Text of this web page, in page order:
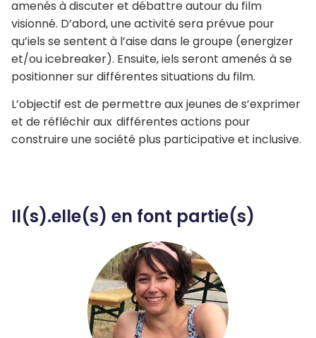
amenés à discuter et débattre autour du film
visionné. D’abord, une activité sera prévue pour
qu’iels se sentent à l’aise dans le groupe (energizer
et/ou icebreaker). Ensuite, iels seront amenés à se
positionner sur différentes situations du film.
L’objectif est de permettre aux jeunes de s’exprimer
et de réfléchir aux différentes actions pour
construire une société plus participative et inclusive.
Il(s).elle(s) en font partie(s)